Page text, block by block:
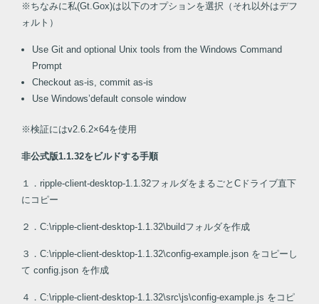
※ちなみに私(Gt.Gox)は以下のオプションを選択（それ以外はデフ
ォルト）
Use Git and optional Unix tools from the Windows Command
Prompt
Checkout as-is, commit as-is
Use Windows’default console window
※検証にはv2.6.2×64を使用
非公式版1.1.32をビルドする手順
１．ripple-client-desktop-1.1.32フォルダをまるごとCドライブ直下
にコピー
２．C:\ripple-client-desktop-1.1.32\buildフォルダを作成
３．C:\ripple-client-desktop-1.1.32\config-example.json をコピーし
て config.json を作成
４．C:\ripple-client-desktop-1.1.32\src\js\config-example.js をコピ